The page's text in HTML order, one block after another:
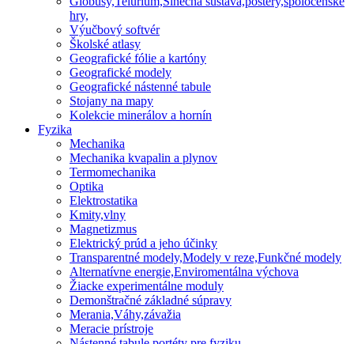
hry,
Výučbový softvér
Školské atlasy
Geografické fólie a kartóny
Geografické modely
Geografické nástenné tabule
Stojany na mapy
Kolekcie minerálov a hornín
Fyzika
Mechanika
Mechanika kvapalin a plynov
Termomechanika
Optika
Elektrostatika
Kmity,vlny
Magnetizmus
Elektrický prúd a jeho účinky
Transparentné modely,Modely v reze,Funkčné modely
Alternatívne energie,Enviromentálna výchova
Žiacke experimentálne moduly
Demonštračné základné súpravy
Merania,Váhy,závažia
Meracie prístroje